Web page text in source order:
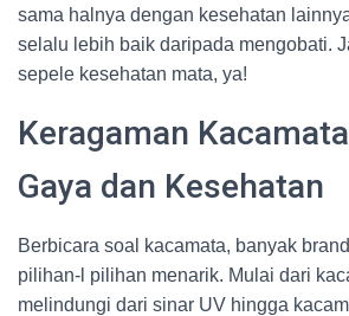
sama halnya dengan kesehatan
selalu lebih baik daripada mengobati.
sepele kesehatan mata, ya!
Keragaman
Gaya dan Kesehatan
Berbicara soal kacamata, banyak
pilihan-l pilihan menarik. Mulai dari
melindungi dari sinar UV hingga